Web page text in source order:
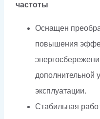
частоты
Оснащен
повышения
дополнительной
эксплуатации.
Стабильная